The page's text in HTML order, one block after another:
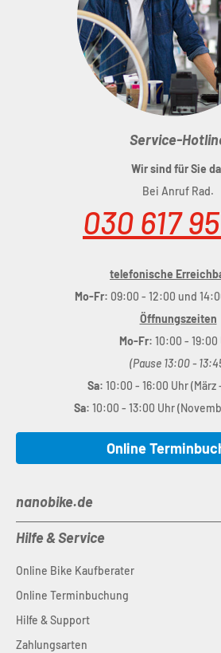
Tragfähigkeit: 25 kg
Service-
Wir sind für Sie
Bei Anruf Rad.
030 617
telefonische
Mo-Fr: 09:00 - 12:00 und
Öffnungszeiten
Mo-Fr: 10:00 - 19:00
(Pause 13:00 -
Sa: 10:00 - 16:00 Uhr
Sa: 10:00 - 13:00 Uhr
Online
nanobike.de
Hilfe & Service
Online Bike Kaufberater
Online Terminbuchung
Hilfe & Support
Zahlungsarten